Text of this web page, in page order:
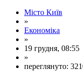
Місто Київ
»
Економіка
»
19 грудня, 08:55
»
переглянуто: